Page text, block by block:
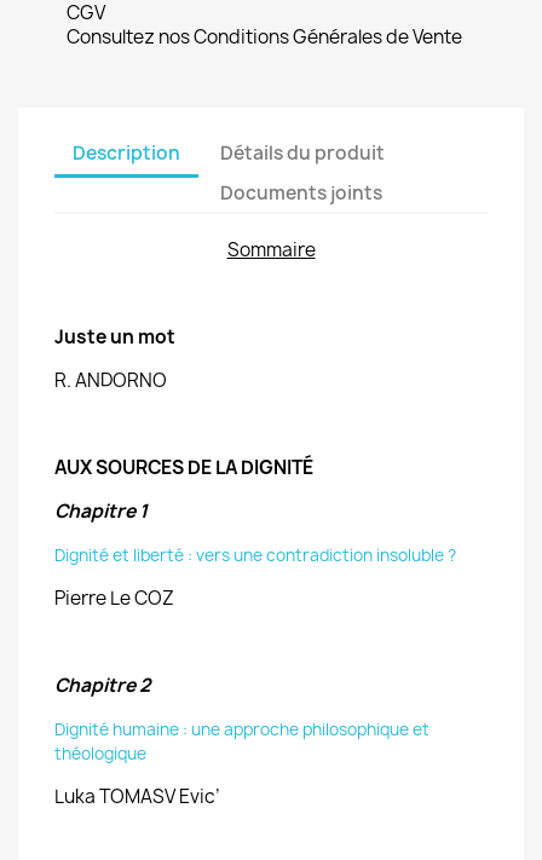
CGV
Consultez nos Conditions Générales de Vente
Description
Détails du produit
Documents joints
Sommaire
Juste un mot
R. ANDORNO
AUX SOURCES DE LA DIGNITÉ
Chapitre 1
Dignité et liberté : vers une contradiction insoluble ?
Pierre Le COZ
Chapitre 2
Dignité humaine : une approche philosophique et
théologique
Luka TOMASV Evic’